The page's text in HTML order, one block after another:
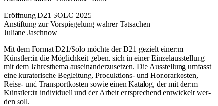
Eröffnung D21 SOLO 2025
Anstiftung zur Vorspiegelung wah­rer Tatsachen
Juliane Jaschnow
Mit dem Format D21/Solo möch­te der D21 gezielt einer:m
Künstler:in die Möglichkeit geben, sich in einer Einzelausstellung
mit dem Jahresthema aus­ein­an­der­zu­set­zen. Die Ausstellung umfasst
eine kura­to­ri­sche Begleitung, Produktions- und Honorarkosten,
Reise- und Transportkosten sowie einen Katalog, der mit der:m
Künstler:in indi­vi­du­ell und der Arbeit ent­spre­chend ent­wi­ckelt wer­
den soll.